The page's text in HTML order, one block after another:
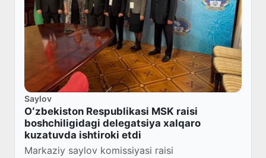
Saylov
Oʻzbekiston Respublikasi MSK raisi
boshchiligidagi delegatsiya xalqaro
kuzatuvda ishtiroki etdi
Markaziy saylov komissiyasi raisi